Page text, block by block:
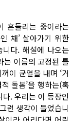
흔들리는 중이라는
채’ 살아가기 위한
다. 해설에 나오는
는 이름의 고정된 틀
이 균열을 내며 ‘거
돌봄’을 행하는(혹
. 우리는 이 등장인
런 생각이 들었습니